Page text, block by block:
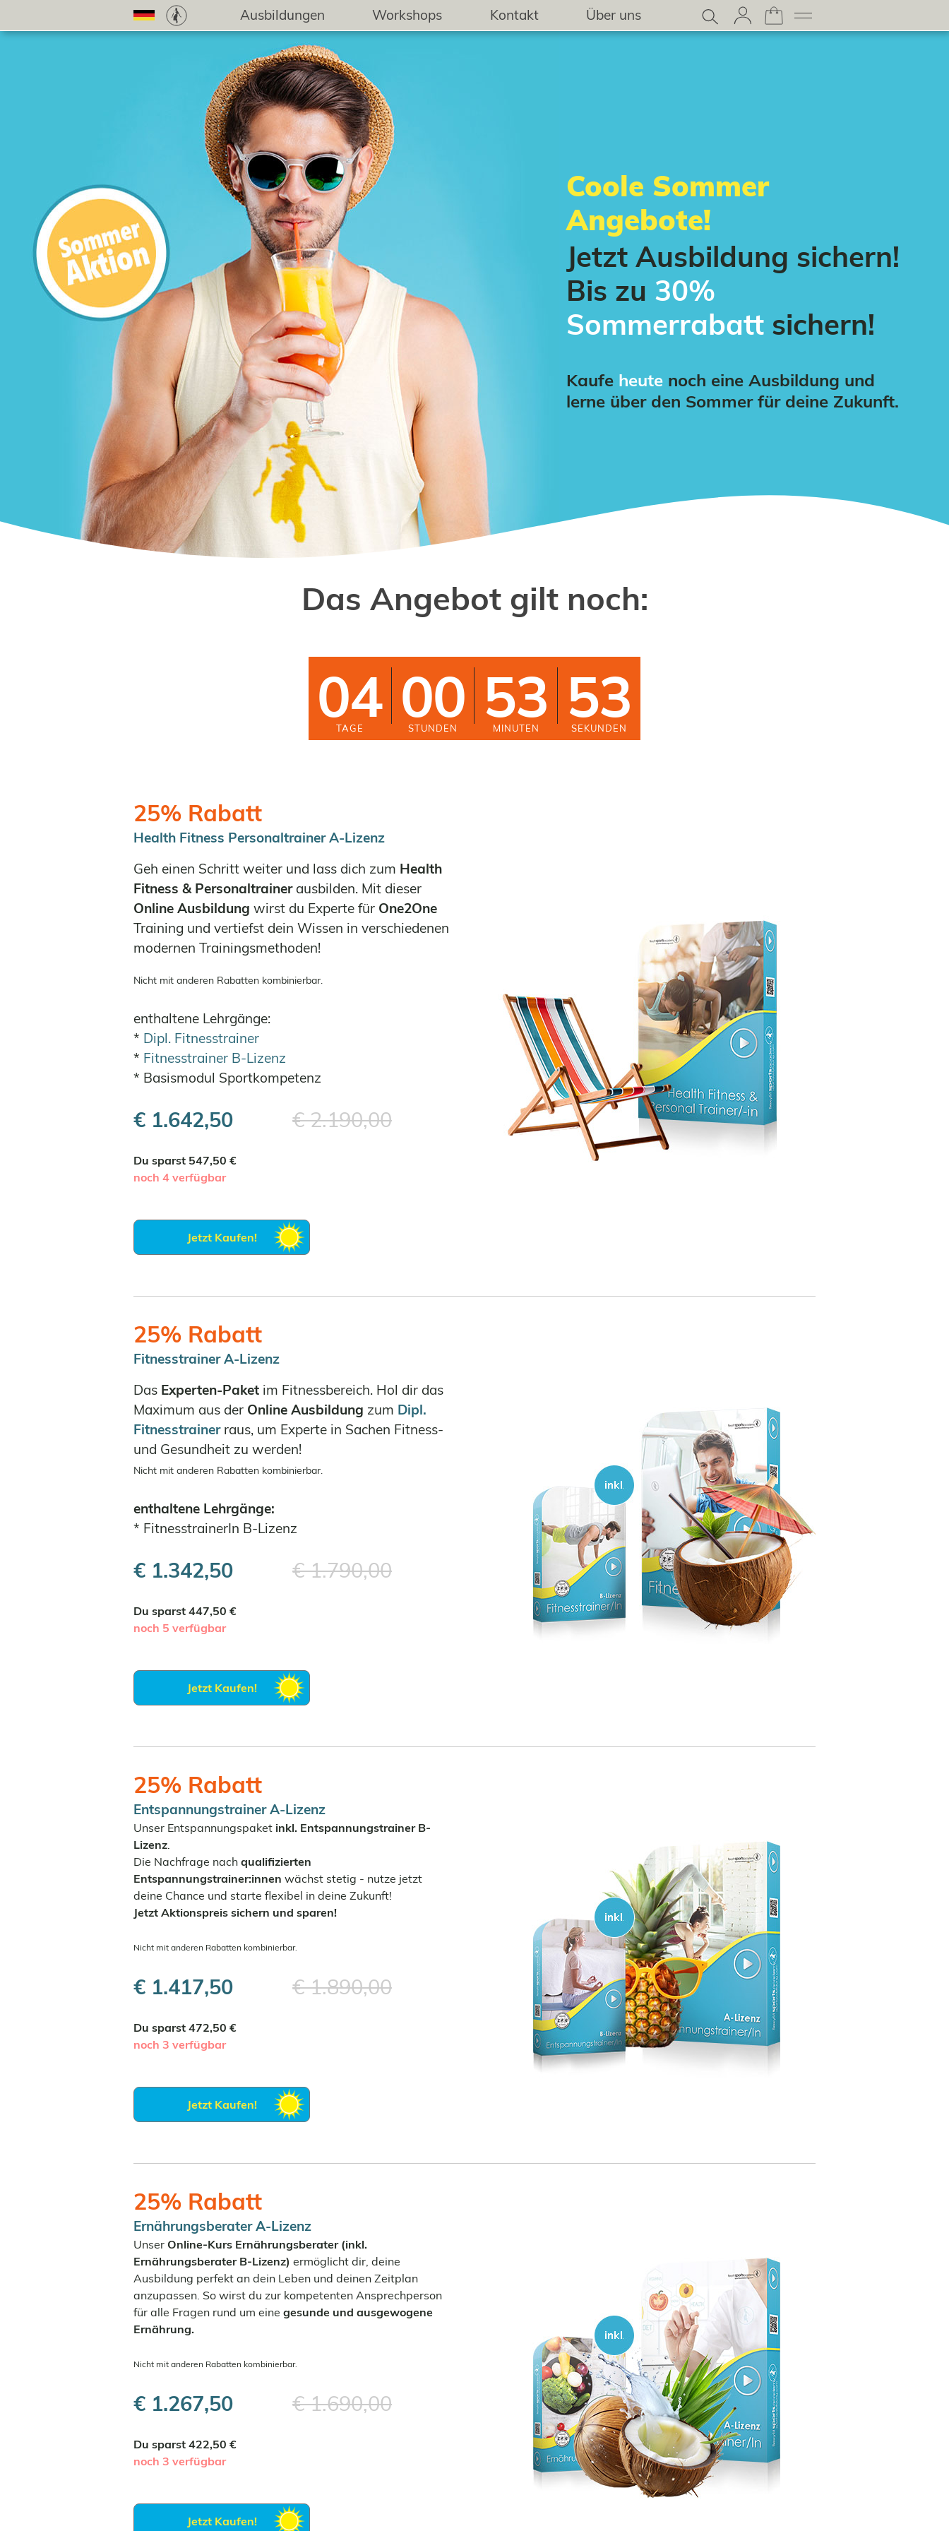
Ausbildungen Workshops Kontakt Über uns
Coole Sommer
Angebote!
Jetzt Ausbildung sichern!
Bis zu 30%
Sommerrabatt sichern!
Kaufe heute noch eine Ausbildung und
lerne über den Sommer für deine Zukunft.
Das Angebot gilt noch:
04
TAGE 00
STUNDEN 53
MINUTEN 52
SEKUNDEN
25% Rabatt
Health Fitness Personaltrainer A-Lizenz
Geh einen Schritt weiter und lass dich zum Health
Fitness & Personaltrainerausbilden. Mit dieser
Online Ausbildung wirst du Experte für One2One
Training und vertiefst dein Wissen in verschiedenen
modernen Trainingsmethoden!
Nicht mit anderen Rabatten kombinierbar.
enthaltene Lehrgänge:
* Dipl. Fitnesstrainer
* Fitnesstrainer B-Lizenz
* Basismodul Sportkompetenz
€ 1.642,50 € 2.190,00
Du sparst 547,50 €
noch 4 verfügbar
Jetzt Kaufen!
25% Rabatt
Fitnesstrainer A-Lizenz
Das Experten-Paket im Fitnessbereich. Hol dir das
Maximum aus der Online Ausbildung zum Dipl.
Fitnesstrainerraus, um Experte in Sachen Fitness-
und Gesundheit zu werden!
Nicht mit anderen Rabatten kombinierbar.
enthaltene Lehrgänge:
* FitnesstrainerIn B-Lizenz
€ 1.342,50 € 1.790,00
Du sparst 447,50 €
noch 5 verfügbar
Jetzt Kaufen!
25% Rabatt
Entspannungstrainer A-Lizenz
Unser Entspannungspaket inkl. Entspannungstrainer B-
Lizenz.
Die Nachfrage nach qualifizierten
Entspannungstrainer:innen wächst stetig - nutze jetzt
deine Chance und starte flexibel in deine Zukunft!
Jetzt Aktionspreis sichern und sparen!
Nicht mit anderen Rabatten kombinierbar.
€ 1.417,50 € 1.890,00
Du sparst 472,50 €
noch 3 verfügbar
Jetzt Kaufen!
25% Rabatt
Ernährungsberater A-Lizenz
Unser Online-Kurs Ernährungsberater (inkl.
Ernährungsberater B-Lizenz) ermöglicht dir, deine
Ausbildung perfekt an dein Leben und deinen Zeitplan
anzupassen. So wirst du zur kompetenten Ansprechperson
für alle Fragen rund um eine gesunde und ausgewogene
Ernährung.
Nicht mit anderen Rabatten kombinierbar.
€ 1.267,50 € 1.690,00
Du sparst 422,50 €
noch 3 verfügbar
Jetzt Kaufen!